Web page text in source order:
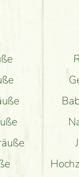
Welche
Bekomme